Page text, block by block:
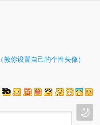
（教你设置自己的个性头像）